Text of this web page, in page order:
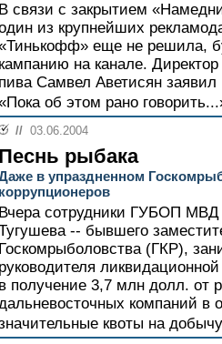
В связи с закрытием
из крупнейших
еще не решила,
кампанию на канале.
пива Самвел Аветисян заявил
об этом рано
// 03.06.2004
Песнь рыбака
в упраздненном
коррупционеров
Вчера сотрудники ГУБОП
-- бывшего
Госкомрыболовства (ГКР),
руководителя
в получение 3,7 млн долл. от
компаний
квоты на